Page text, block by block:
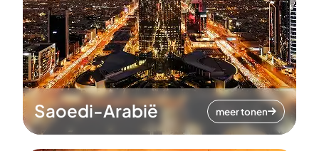
Saoedi-Arabië meer tonen